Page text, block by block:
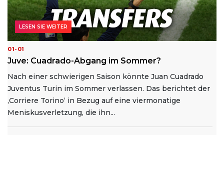
01-01
Juve: Cuadrado-Abgang im Sommer?
Nach einer schwierigen Saison könnte Juan Cuadrado
Juventus Turin im Sommer verlassen. Das berichtet der
‚Corriere Torino‘ in Bezug auf eine viermonatige
Meniskusverletzung, die ihn...
LESEN SIE WEITER